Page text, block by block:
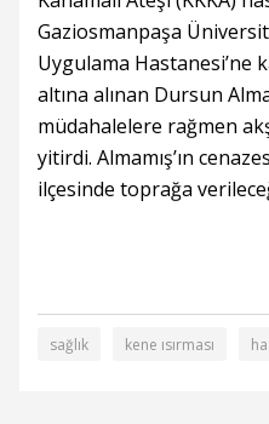
Gaziosmanpaşa
Uygulama Hastanesi’ne
altına alınan Dursun
müdahalelere rağmen
yitirdi. Almamış’ın
ilçesinde toprağa
sağlık kene ısırması